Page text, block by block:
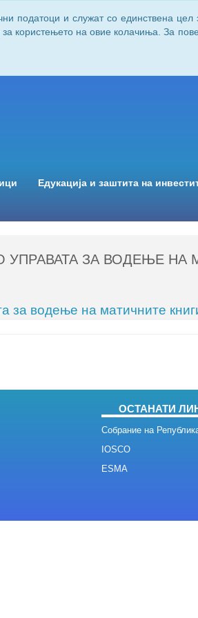
податоци и служат со единствена
користењето на овие колачиња. За
Едукација и заштита на
ЗА ВОДЕЊЕ НА
за водење на матичните
ОСТАНАТИ
Собрание на
IOSCO
ESMA